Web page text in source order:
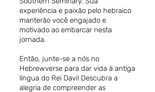
experiência e paixão pelo hebraico
manterão você engajado e
motivado ao embarcar nesta
jornada.
Então, junte-se a nós no
Hebrewverse para dar vida à antiga
língua do Rei Davi! Descubra a
alegria de compreender as